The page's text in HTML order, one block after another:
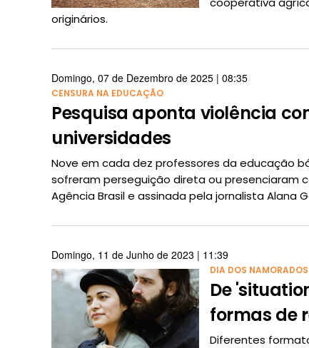
originários.
Domingo, 07 de Dezembro de 2025 | 08:35
CENSURA NA EDUCAÇÃO
Pesquisa aponta violência
universidades
Nove em cada dez professores da educação
sofreram perseguição direta ou presenciaram
Agência Brasil e assinada pela jornalista Alana
Domingo, 11 de Junho de 2023 | 11:39
DIA DOS NAMORADOS
De
formas de
Diferentes